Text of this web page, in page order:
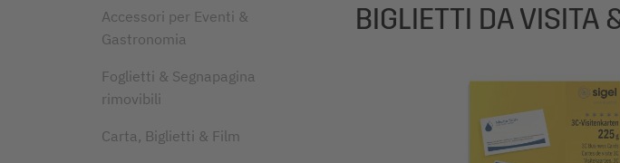
Accessori per Eventi &
Gastronomia
Foglietti & Segnapagina
rimovibili
Carta, Biglietti & Film
BIGLIETTI DA VISITA